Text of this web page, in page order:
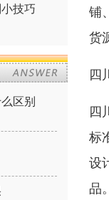
技巧
区别
铺
货
四
四
标
设
品